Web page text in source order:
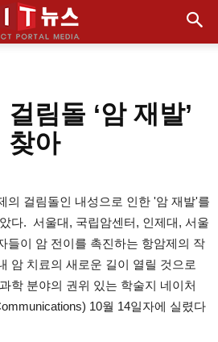
림돌 ‘암 재발’
찾아
의 걸림돌인 내성으로 인한 '암 재발'를
다. 서울대, 국립암센터, 인제대, 서울
들이 암 전이를 촉진하는 항암제의 작
암 치료의 새로운 길이 열릴 것으로
학 분야의 권위 있는 학술지 네이처
10월 14일자에 실렸다